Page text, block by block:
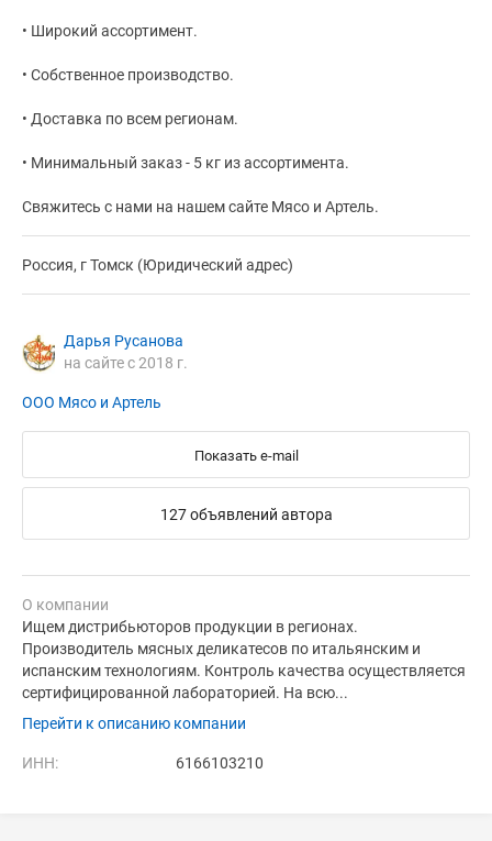
• Широкий ассортимент.
• Собственное производство.
• Доставка по всем регионам.
• Минимальный заказ - 5 кг из ассортимента.
Свяжитесь с нами на нашем сайте Мясо и Артель.
Россия, г Томск (Юридический адрес)
Дарья Русанова
на сайте с 2018 г.
ООО Мясо и Артель
Показать e-mail
127 объявлений автора
О компании
Ищем дистрибьюторов продукции в регионах.
Производитель мясных деликатесов по итальянским и
испанским технологиям. Контроль качества осуществляется
сертифицированной лабораторией. На всю...
Перейти к описанию компании
ИНН: 6166103210